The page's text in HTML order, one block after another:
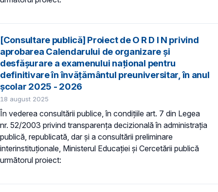
[Consultare publică] Proiect de O R D I N privind
aprobarea Calendarului de organizare și
desfășurare a examenului național pentru
definitivare în învățământul preuniversitar, în anul
școlar 2025 - 2026
18 august 2025
În vederea consultării publice, în condiţiile art. 7 din Legea
nr. 52/2003 privind transparenţa decizională în administraţia
publică, republicată, dar și a consultării preliminare
interinstituționale, Ministerul Educaţiei și Cercetării publică
următorul proiect: